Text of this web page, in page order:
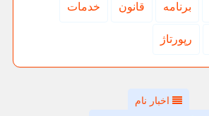
برنامه قانون خدمات
رپورتاژ
اخبار نام